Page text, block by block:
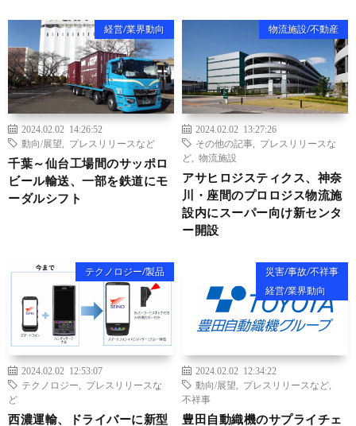
経営/業界動向
2024.02.02 14:26:52
動向/展望
プレスリリースなど
千葉～仙台工場間のサッポロ
ビール輸送、一部を鉄道にモ
ーダルシフト
物流施設/不動産
2024.02.02 13:27:26
その他の記事
プレスリリースな
ど
物流施設
アサヒロジスティクス、神奈
川・座間のプロロジス物流施
設内にスーパー向け新センタ
ー開設
テクノロジー/製品
2024.02.02 12:53:07
テクノロジー
プレスリリースな
ど
西濃運輸、ドライバーに新型
災害/事故/不祥事
経営/業界動向
2024.02.02 12:34:22
動向/展望
プレスリリースなど
不祥事
豊⽥⾃動織機のサプライチェ